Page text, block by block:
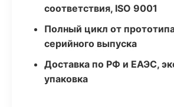
соответствия, ISO 9001
Полный цикл от
серийного выпуска
Доставка по РФ и ЕАЭС,
упаковка